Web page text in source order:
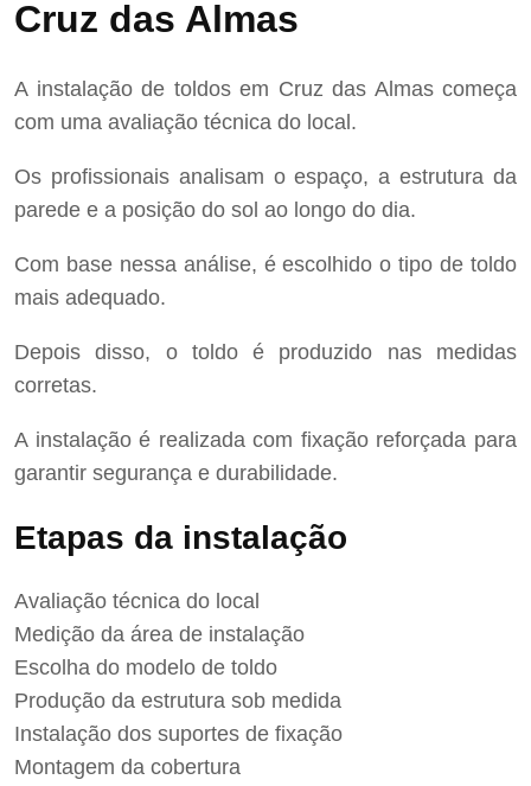
Cruz das Almas
A instalação de toldos em Cruz das Almas começa
com uma avaliação técnica do local.
Os profissionais analisam o espaço, a estrutura da
parede e a posição do sol ao longo do dia.
Com base nessa análise, é escolhido o tipo de toldo
mais adequado.
Depois disso, o toldo é produzido nas medidas
corretas.
A instalação é realizada com fixação reforçada para
garantir segurança e durabilidade.
Etapas da instalação
Avaliação técnica do local
Medição da área de instalação
Escolha do modelo de toldo
Produção da estrutura sob medida
Instalação dos suportes de fixação
Montagem da cobertura